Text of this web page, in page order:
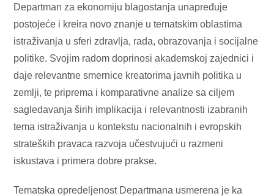
Departman za ekonomiju blagostanja unapređuje
postojeće i kreira novo znanje u tematskim oblastima
istraživanja u sferi zdravlja, rada, obrazovanja i socijalne
politike. Svojim radom doprinosi akademskoj zajednici i
daje relevantne smernice kreatorima javnih politika u
zemlji, te priprema i komparativne analize sa ciljem
sagledavanja širih implikacija i relevantnosti izabranih
tema istraživanja u kontekstu nacionalnih i evropskih
strateških pravaca razvoja učestvujući u razmeni
iskustava i primera dobre prakse.
Tematska opredeljenost Departmana usmerena je ka